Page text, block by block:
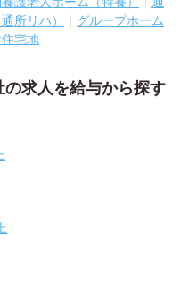
所リハ）
グループホーム
宅地
求人を給与から探す